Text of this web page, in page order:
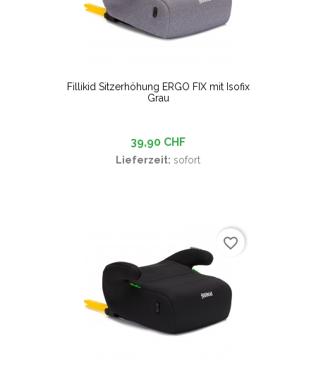
Fillikid Sitzerhöhung ERGO FIX mit Isofix
Grau
39,90 CHF
Lieferzeit: sofort
favorite_border